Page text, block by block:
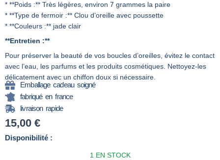
* **Poids :** Très légères, environ 7 grammes la paire
* **Type de fermoir :** Clou d’oreille avec poussette
* **Couleurs :** jade clair
**Entretien :**
Pour préserver la beauté de vos boucles d’oreilles, évitez le contact
avec l’eau, les parfums et les produits cosmétiques. Nettoyez-les
délicatement avec un chiffon doux si nécessaire.
Emballage cadeau soigné
fabriqué en france
livraison rapide
15,00 €
Disponibilité :
1 EN STOCK
quantité